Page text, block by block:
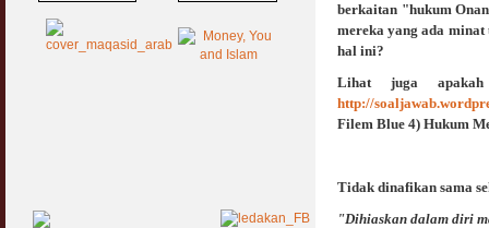
berkaitan "hukum
mereka yang ada
hal ini?
Lihat juga
http://
Filem Blue 4) Hukum
Tidak dinafikan sama
"Dihiaskan dalam diri